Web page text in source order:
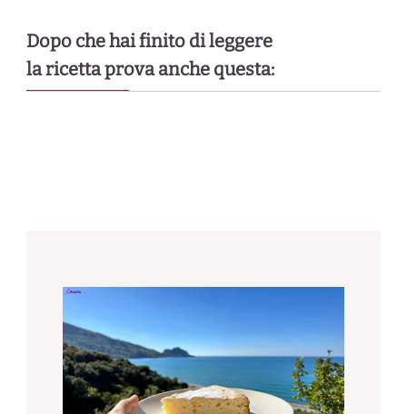
Dopo che hai finito di leggere
la ricetta prova anche questa: